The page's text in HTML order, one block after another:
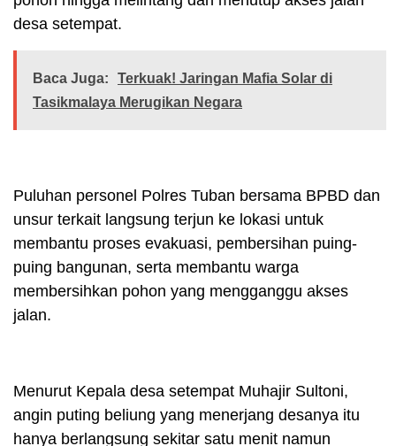
desa setempat.
Baca Juga:
Terkuak! Jaringan Mafia Solar di
Tasikmalaya Merugikan Negara
Puluhan personel Polres Tuban bersama BPBD dan
unsur terkait langsung terjun ke lokasi untuk
membantu proses evakuasi, pembersihan puing-
puing bangunan, serta membantu warga
membersihkan pohon yang mengganggu akses
jalan.
Menurut Kepala desa setempat Muhajir Sultoni,
angin puting beliung yang menerjang desanya itu
hanya berlangsung sekitar satu menit namun